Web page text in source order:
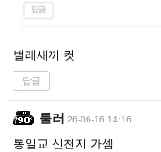
벌레새끼 컷
답글
룰러 26-06-16 14:16
통일교 신천지 가셈